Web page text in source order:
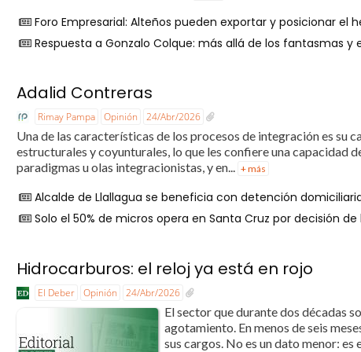
Foro Empresarial: Alteños pueden exportar y posicionar el
Respuesta a Gonzalo Colque: más allá de los fantasmas
Adalid Contreras
Rimay Pampa Opinión 24/Abr/2026
Una de las características de los procesos de integración es su
estructurales y coyunturales, lo que les confiere una capacidad
paradigmas u olas integracionistas, y en... + más
Alcalde de Llallagua se beneficia con detención
Solo el 50% de micros opera en Santa Cruz por decisión
Hidrocarburos: el reloj ya está en rojo
El Deber Opinión 24/Abr/2026
El sector que durante dos décadas
agotamiento. En menos de seis
sus cargos. No es un dato menor: es